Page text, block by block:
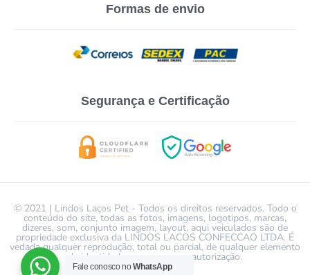
Formas de envio
Segurança e Certificação
© 2021 | Lindos Laços Pet - Todos os direitos reservados. Todo o
conteúdo do site, todas as fotos, imagens, logotipos, marcas,
dizeres, som, conjunto imagem, layout, aqui veiculados são de
propriedade exclusiva da LINDOS LACOS CONFECCAO LTDA. É
vedada qualquer reprodução, total ou parcial, de qualquer elemento
de identidade, sem expressa autorização.
Fale conosco noWhatsApp